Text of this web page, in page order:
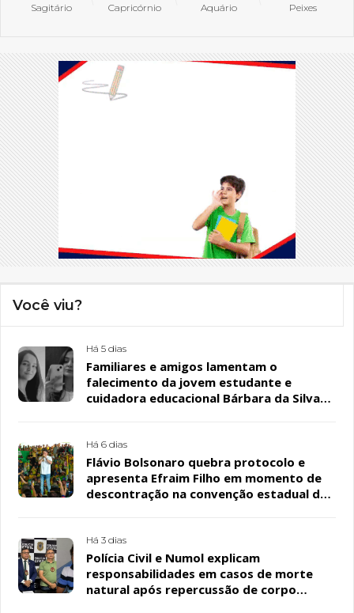
Sagitário Capricórnio Aquário Peixes
Você viu?
Há 5 dias
Familiares e amigos lamentam o
falecimento da jovem estudante e
cuidadora educacional Bárbara da Silva
Há 6 dias
Flávio Bolsonaro quebra protocolo e
apresenta Efraim Filho em momento de
descontração na convenção estadual do
Há 3 dias
Polícia Civil e Numol explicam
responsabilidades em casos de morte
natural após repercussão de corpo